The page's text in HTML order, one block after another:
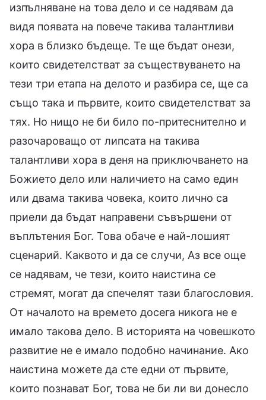
изпълняване на това дело и се надявам да
видя появата на повече такива талантливи
хора в близко бъдеще. Те ще бъдат онези,
които свидетелстват за съществуването на
тези три етапа на делото и разбира се, ще са
също така и първите, които свидетелстват за
тях. Но нищо не би било по-притеснително и
разочароващо от липсата на такива
талантливи хора в деня на приключването на
Божието дело или наличието на само един
или двама такива човека, които лично са
приели да бъдат направени съвършени от
въплътения Бог. Това обаче е най-лошият
сценарий. Каквото и да се случи, Аз все още
се надявам, че тези, които наистина се
стремят, могат да спечелят тази благословия.
От началото на времето досега никога не е
имало такова дело. В историята на човешкото
развитие не е имало подобно начинание. Ако
наистина можете да сте едни от първите,
които познават Бог, това не би ли ви донесло